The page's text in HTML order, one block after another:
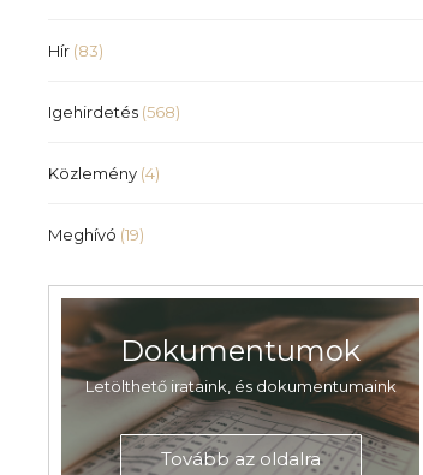
Hír (83)
Igehirdetés (568)
Közlemény (4)
Meghívó (19)
Dokumentumok
Letölthető irataink, és dokumentumaink
Tovább az oldalra